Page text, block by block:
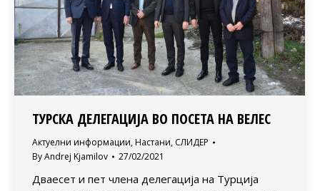
ТУРСКА ДЕЛЕГАЦИЈА ВО ПОСЕТА НА ВЕЛЕС
Актуелни информации, Настани, СЛИДЕР
ByAndrej Kjamilov 27/02/2021
Дваесет и пет члена делегација на Турција